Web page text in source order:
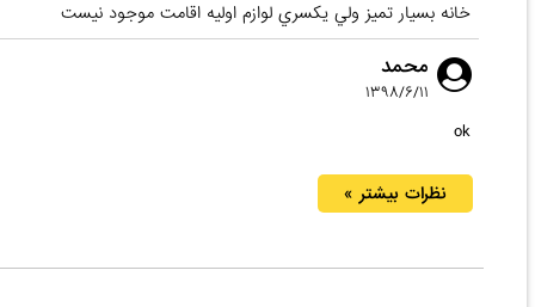
خانه بسيار تميز ولي يكسري لوازم اوليه اقامت موجود نيست
محمد
۱۳۹۸/۶/۱۱
ok
نظرات بیشتر »